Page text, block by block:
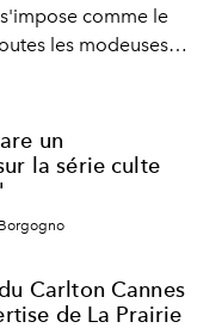
comme le
les modeuses
un
la série culte
Carlton Cannes
de La Prairie